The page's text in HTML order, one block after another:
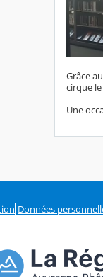
Grâce
cirque
Une
Données